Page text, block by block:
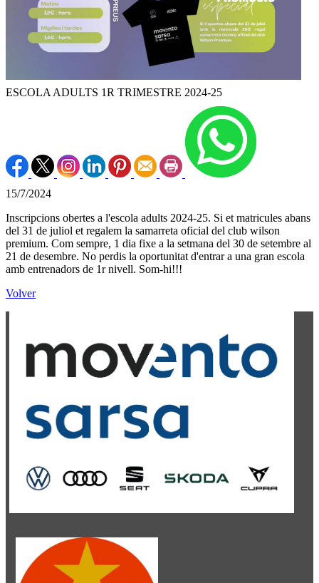
ESCOLA ADULTS 1R TRIMESTRE 2024-25
15/7/2024
Inscripcions obertes a l'escola adults 2024-25. Si et matricules abans
del 31 de juliol et regalem la samarreta oficial del club wilson
premium. Com sempre, 1 dia fixe a la setmana del 30 de setembre al
21 de desembre. No perdis la oportunitat d'entrar a una gran escola
amb entrenadors de 1r nivell. Som-hi!!!
Volver